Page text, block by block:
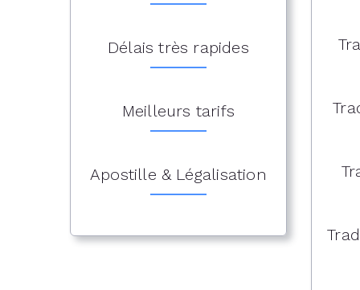
Délais très rapides
Meilleurs tarifs
Apostille & Légalisation